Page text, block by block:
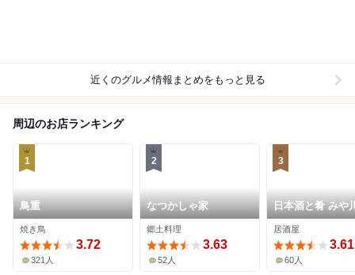
近くのグルメ情報まとめをもっと見る
周辺のお店ランキング
1
鳥重
焼き鳥
3.72
321人
2
なつかしゃ家
郷土料理
3.63
52人
3
日本酒と肴 みや
居酒屋
3.61
60人